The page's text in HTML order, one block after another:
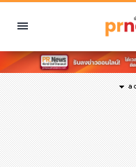
หมวดหมู่
พีอาร์ นิวส์ไวร์
สินค้า, บริการ
โปรโมชั่น
งานอีเว้นท์
รีวิว